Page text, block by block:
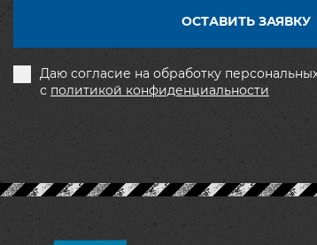
ОСТАВИТЬ ЗАЯВКУ
Даю согласие на обработку
с политикой конфиденциальности